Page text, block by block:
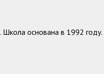
Школа основана в 1992 году.